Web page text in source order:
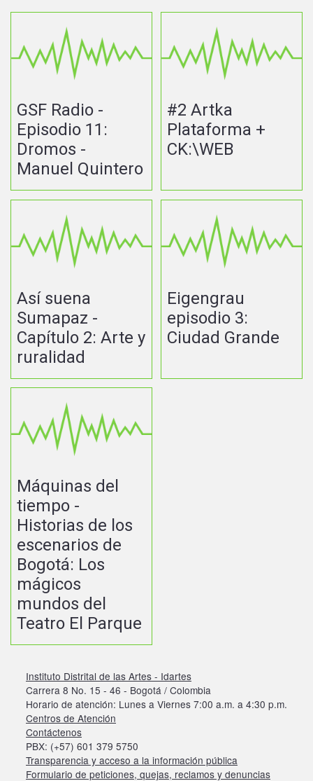
GSF Radio -
Episodio 11:
Dromos -
Manuel Quintero
#2 Artka
Plataforma +
CK:\WEB
Así suena
Sumapaz -
Capítulo 2: Arte y
ruralidad
Eigengrau
episodio 3:
Ciudad Grande
Máquinas del
tiempo -
Historias de los
escenarios de
Bogotá: Los
mágicos
mundos del
Teatro El Parque
Instituto Distrital de las Artes - Idartes
Carrera 8 No. 15 - 46 - Bogotá / Colombia
Horario de atención: Lunes a Viernes 7:00 a.m. a 4:30 p.m.
Centros de Atención
Contáctenos
PBX: (+57) 601 379 5750
Transparencia y acceso a la información pública
Formulario de peticiones, quejas, reclamos y denuncias